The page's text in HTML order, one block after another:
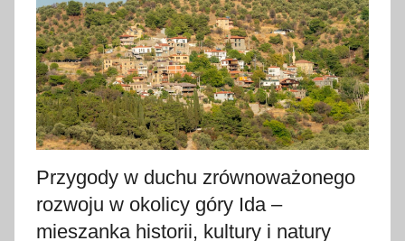
s
t
o
p
a
d
2
0
2
Przygody w duchu zrównoważonego
rozwoju w okolicy góry Ida –
mieszanka historii, kultury i natury